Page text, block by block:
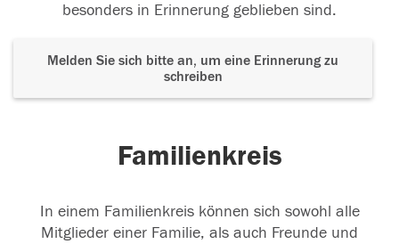
besonders in Erinnerung geblieben sind.
Melden Sie sich bitte an, um eine Erinnerung zu
schreiben
Familienkreis
In einem Familienkreis können sich sowohl alle
Mitglieder einer Familie, als auch Freunde und